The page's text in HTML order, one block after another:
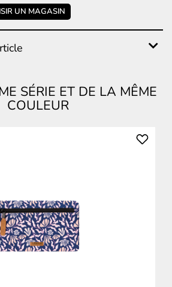
UN MAGASIN
SÉRIE ET DE LA MÊME
COULEUR